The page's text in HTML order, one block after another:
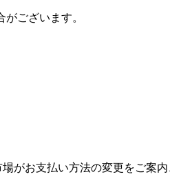
ございます。
がお支払い方法の変更をご案